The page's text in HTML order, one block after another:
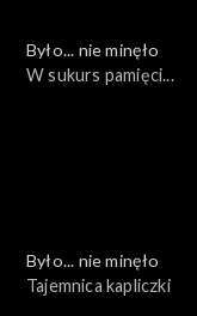
Było... nie minęło
W sukurs pamięci...
Było... nie minęło
Tajemnica kapliczki